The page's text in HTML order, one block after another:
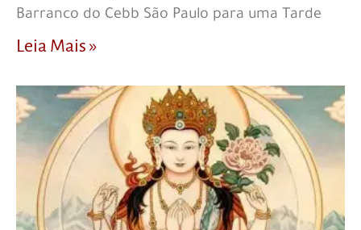
Barranco do Cebb São Paulo para uma Tarde
Leia Mais »